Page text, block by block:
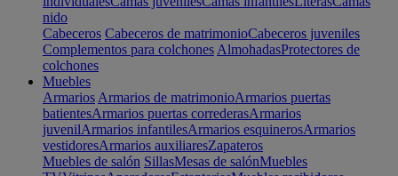
nido
Cabeceros Cabeceros de matrimonioCabeceros juveniles
Complementos para colchones AlmohadasProtectores de
colchones
Muebles
Armarios Armarios de matrimonioArmarios puertas
batientesArmarios puertas correderasArmarios
juvenilArmarios infantilesArmarios esquinerosArmarios
vestidoresArmarios auxiliaresZapateros
Muebles de salón SillasMesas de salónMuebles